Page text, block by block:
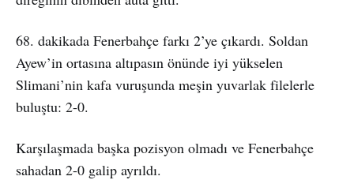
68. dakikada Fenerbahçe farkı 2’ye çıkardı. Soldan
Ayew’in ortasına altıpasın önünde iyi yükselen
Slimani’nin kafa vuruşunda meşin yuvarlak filelerle
buluştu: 2-0.
Karşılaşmada başka pozisyon olmadı ve Fenerbahçe
sahadan 2-0 galip ayrıldı.